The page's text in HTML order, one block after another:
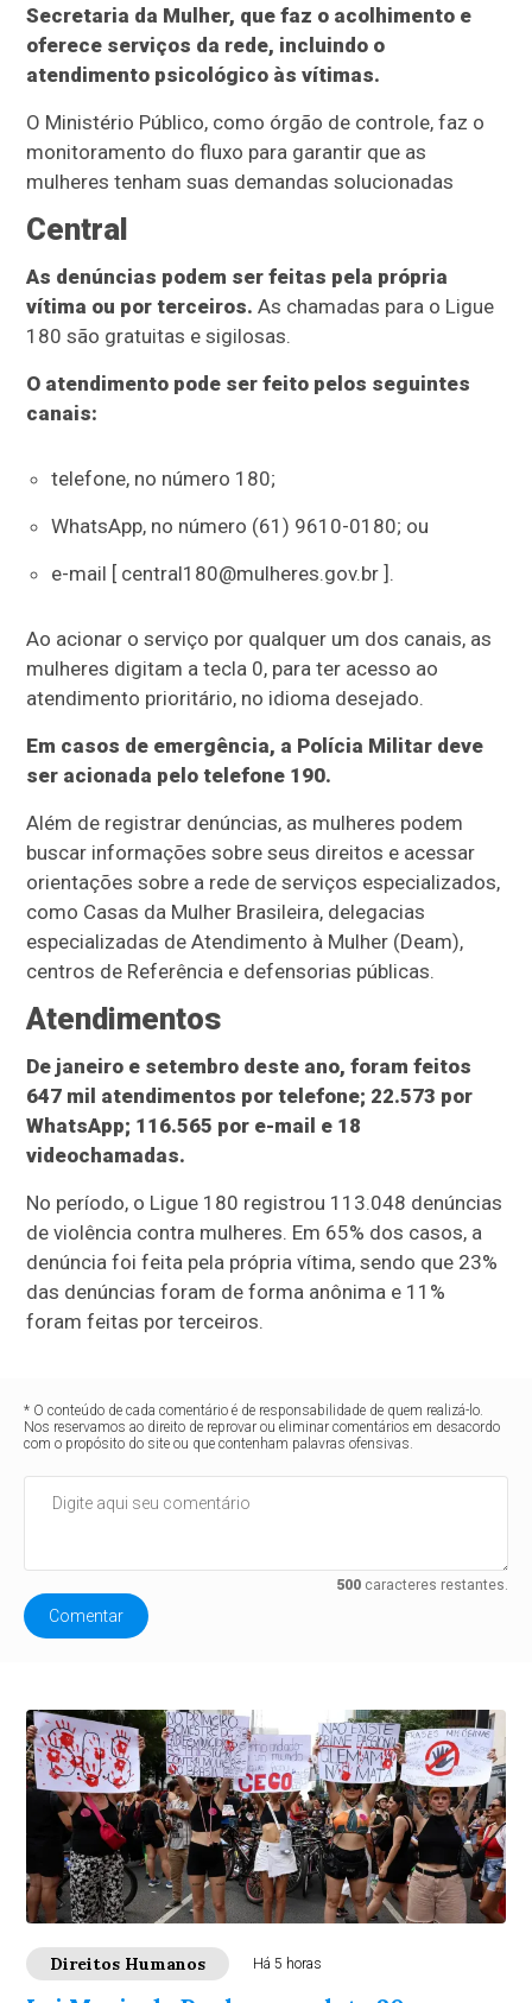
Secretaria da Mulher, que faz o acolhimento e
oferece serviços da rede, incluindo o
atendimento psicológico às vítimas.
O Ministério Público, como órgão de controle, faz o
monitoramento do fluxo para garantir que as
mulheres tenham suas demandas solucionadas
Central
As denúncias podem ser feitas pela própria
vítima ou por terceiros. As chamadas para o Ligue
180 são gratuitas e sigilosas.
O atendimento pode ser feito pelos seguintes
canais:
telefone, no número 180;
WhatsApp, no número (61) 9610-0180; ou
e-mail [ central180@mulheres.gov.br ].
Ao acionar o serviço por qualquer um dos canais, as
mulheres digitam a tecla 0, para ter acesso ao
atendimento prioritário, no idioma desejado.
Em casos de emergência, a Polícia Militar deve
ser acionada pelo telefone 190.
Além de registrar denúncias, as mulheres podem
buscar informações sobre seus direitos e acessar
orientações sobre a rede de serviços especializados,
como Casas da Mulher Brasileira, delegacias
especializadas de Atendimento à Mulher (Deam),
centros de Referência e defensorias públicas.
Atendimentos
De janeiro e setembro deste ano, foram feitos
647 mil atendimentos por telefone; 22.573 por
WhatsApp; 116.565 por e-mail e 18
videochamadas.
No período, o Ligue 180 registrou 113.048 denúncias
de violência contra mulheres. Em 65% dos casos, a
denúncia foi feita pela própria vítima, sendo que 23%
das denúncias foram de forma anônima e 11%
foram feitas por terceiros.
* O conteúdo de cada comentário é de responsabilidade de quem realizá-lo.
Nos reservamos ao direito de reprovar ou eliminar comentários em desacordo
com o propósito do site ou que contenham palavras ofensivas.
500caracteres restantes.
Comentar
Direitos Humanos Há 5 horas